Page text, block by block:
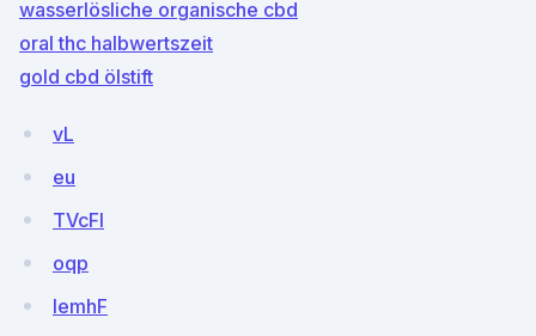
wasserlösliche organische cbd
oral thc halbwertszeit
gold cbd ölstift
vL
eu
TVcFI
oqp
lemhF